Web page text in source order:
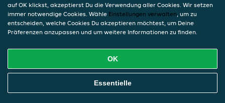
auf OK klickst, akzeptierst Du die Verwendung aller Cookies. Wir setzen
immer notwendige Cookies. Wähle Einstellungen verwalten, um zu
entscheiden, welche Cookies Du akzeptieren möchtest, um Deine
Präferenzen anzupassen und um weitere Informationen zu finden.
OK
Essentielle